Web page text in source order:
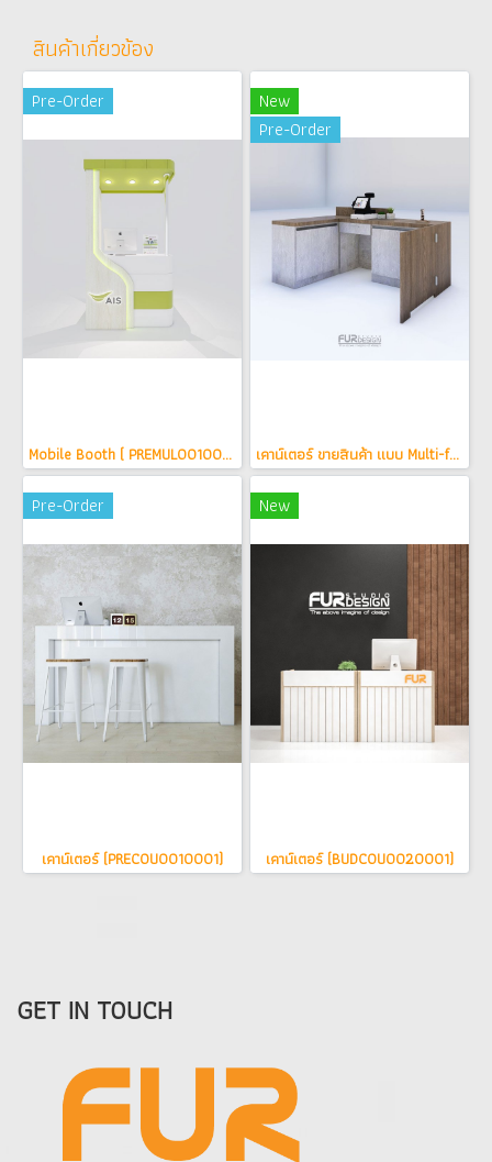
สินค้าเกี่ยวข้อง
Pre-Order
Mobile Booth ( PREMUL0010005 )
New
Pre-Order
เคาน์เตอร์ ขายสินค้า แบบ Multi-function ( PREMUL0010010 )
Pre-Order
เคาน์เตอร์ (PRECOU0010001)
New
เคาน์เตอร์ (BUDCOU0020001)
GET IN TOUCH